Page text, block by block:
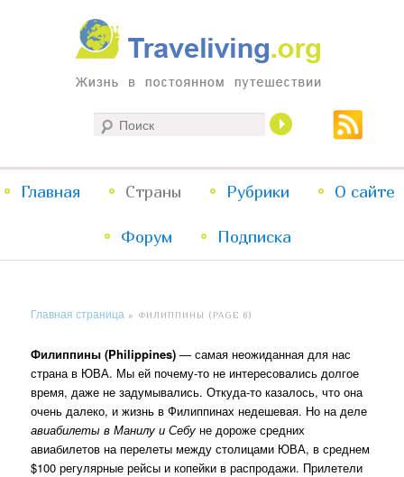
Traveliving
Жизнь в постоянном путешествии
меню
Перейти
к
Перейти
к
Главная Страны Рубрики О сайте
Форум Подписка
Главная страница » ФИЛИППИНЫ (PAGE 6)
Филиппины (Philippines) — самая неожиданная для нас
страна в ЮВА. Мы ей почему-то не интересовались долгое
время, даже не задумывались. Откуда-то казалось, что она
очень далеко, и жизнь в Филиппинах недешевая. Но на деле
авиабилеты в Манилу и Себу не дороже средних
авиабилетов на перелеты между столицами ЮВА, в среднем
$100 регулярные рейсы и копейки в распродажи. Прилетели